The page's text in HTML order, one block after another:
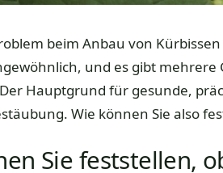
beim Anbau von
und es gibt
Hauptgrund für gesunde,
Wie können Sie also
Sie feststellen,